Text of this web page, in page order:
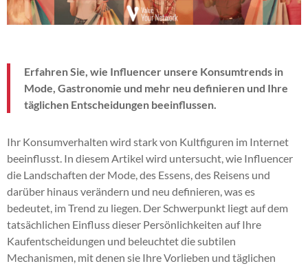
Erfahren Sie, wie Influencer unsere Konsumtrends in
Mode, Gastronomie und mehr neu definieren und Ihre
täglichen Entscheidungen beeinflussen.
Ihr Konsumverhalten wird stark von Kultfiguren im Internet
beeinflusst. In diesem Artikel wird untersucht, wie Influencer
die Landschaften der Mode, des Essens, des Reisens und
darüber hinaus verändern und neu definieren, was es
bedeutet, im Trend zu liegen. Der Schwerpunkt liegt auf dem
tatsächlichen Einfluss dieser Persönlichkeiten auf Ihre
Kaufentscheidungen und beleuchtet die subtilen
Mechanismen, mit denen sie Ihre Vorlieben und täglichen